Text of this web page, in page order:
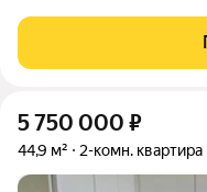
Начиная с 12-го этажа
рекой, а поблизости
5 750 000 ₽
44,9 м² 2-комн. квартира